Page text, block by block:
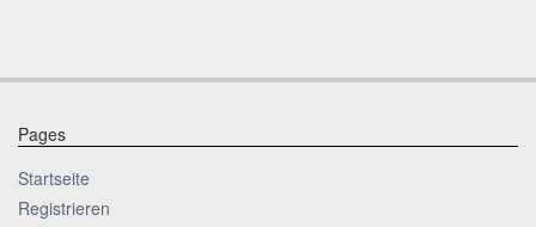
Pages
Startseite
Registrieren